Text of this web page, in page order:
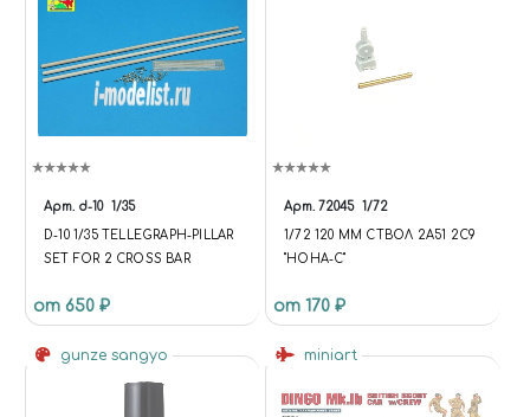
Арт. d-10 1/35
D-10 1/35 TELLEGRAPH-PILLAR
SET FOR 2 CROSS BAR
от 650 ₽
Арт. 72045 1/72
1/72 120 ММ СТВОЛ 2А51 2С9
"НОНА-С"
от 170 ₽
gunze sangyo miniart